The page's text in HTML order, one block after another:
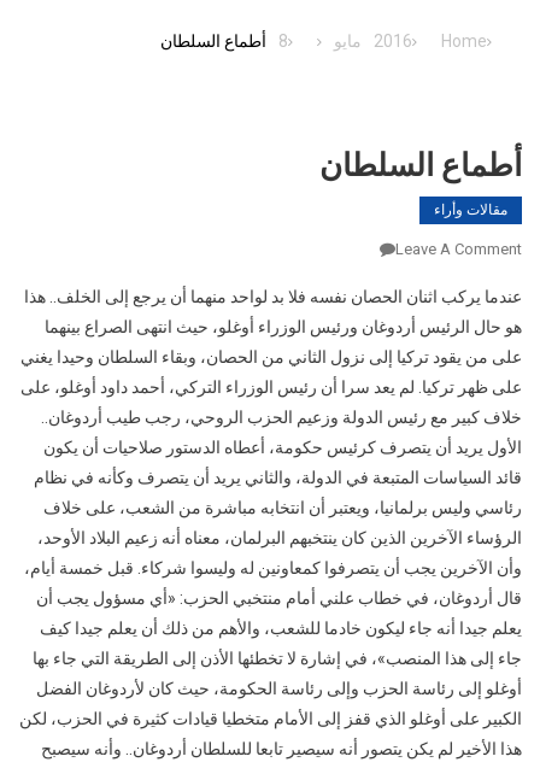
Home
2016 مايو 8 أطماع السلطان
أطماع السلطان
مقالات وأراء
Leave A Comment
السلطان
عندما يركب اثنان الحصان نفسه فلا بد لواحد منهما أن يرجع إلى الخلف.. هذا
هو حال الرئيس أردوغان ورئيس الوزراء أوغلو، حيث انتهى الصراع بينهما
على من يقود تركيا إلى نزول الثاني من الحصان، وبقاء السلطان وحيدا يغني
على ظهر تركيا. لم يعد سرا أن رئيس الوزراء التركي، أحمد داود أوغلو، على
خلاف كبير مع رئيس الدولة وزعيم الحزب الروحي، رجب طيب أردوغان..
الأول يريد أن يتصرف كرئيس حكومة، أعطاه الدستور صلاحيات أن يكون
قائد السياسات المتبعة في الدولة، والثاني يريد أن يتصرف وكأنه في نظام
رئاسي وليس برلمانيا، ويعتبر أن انتخابه مباشرة من الشعب، على خلاف
الرؤساء الآخرين الذين كان ينتخبهم البرلمان، معناه أنه زعيم البلاد الأوحد،
وأن الآخرين يجب أن يتصرفوا كمعاونين له وليسوا شركاء. قبل خمسة أيام،
قال أردوغان، في خطاب علني أمام منتخبي الحزب: «أي مسؤول يجب أن
يعلم جيدا أنه جاء ليكون خادما للشعب، والأهم من ذلك أن يعلم جيدا كيف
جاء إلى هذا المنصب»، في إشارة لا تخطئها الأذن إلى الطريقة التي جاء بها
أوغلو إلى رئاسة الحزب وإلى رئاسة الحكومة، حيث كان لأردوغان الفضل
الكبير على أوغلو الذي قفز إلى الأمام متخطيا قيادات كثيرة في الحزب، لكن
هذا الأخير لم يكن يتصور أنه سيصير تابعا للسلطان أردوغان.. وأنه سيصبح